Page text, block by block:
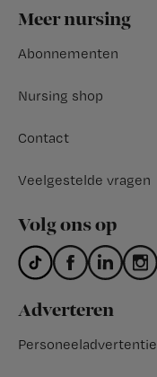
Footer
Meer nursing
Abonnementen
Nursing shop
Contact
Veelgestelde vragen
Volg ons op
Adverteren
Personeeladvertentie